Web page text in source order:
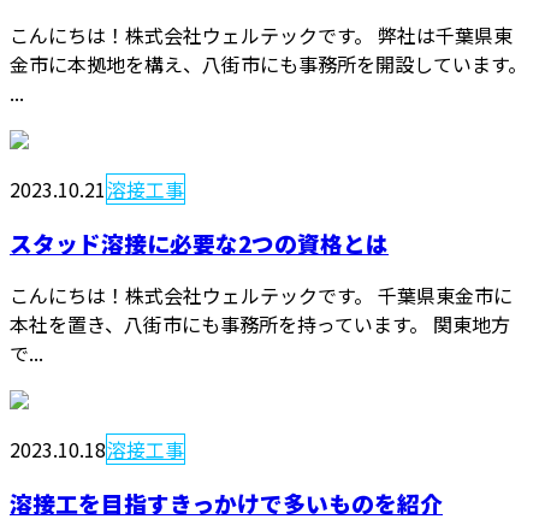
こんにちは！株式会社ウェルテックです。 弊社は千葉県東
金市に本拠地を構え、八街市にも事務所を開設しています。
...
2023.10.21溶接工事
スタッド溶接に必要な2つの資格とは
こんにちは！株式会社ウェルテックです。 千葉県東金市に
本社を置き、八街市にも事務所を持っています。 関東地方
で...
2023.10.18溶接工事
溶接工を目指すきっかけで多いものを紹介